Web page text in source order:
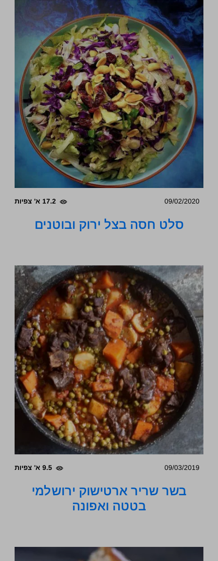
09/02/2020 17.2 א' צפיות
סלט חסה בצל ירוק ובוטנים
09/03/2019 9.5 א' צפיות
בשר שריר ארטישוק ירושלמי
בטטה ואפונה